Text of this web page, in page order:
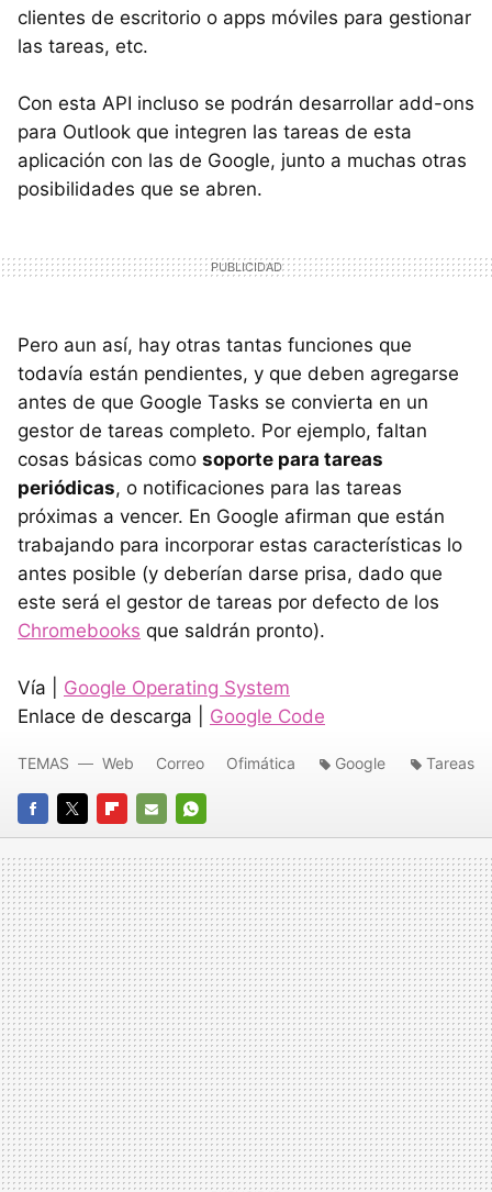
clientes de escritorio o apps móviles para gestionar
las tareas, etc.
Con esta API incluso se podrán desarrollar add-ons
para Outlook que integren las tareas de esta
aplicación con las de Google, junto a muchas otras
posibilidades que se abren.
Pero aun así, hay otras tantas funciones que
todavía están pendientes, y que deben agregarse
antes de que Google Tasks se convierta en un
gestor de tareas completo. Por ejemplo, faltan
cosas básicas como soporte para tareas
periódicas, o notificaciones para las tareas
próximas a vencer. En Google afirman que están
trabajando para incorporar estas características lo
antes posible (y deberían darse prisa, dado que
este será el gestor de tareas por defecto de los
Chromebooks que saldrán pronto).
Vía | Google Operating System
Enlace de descarga | Google Code
FACEBOOK
TWITTERFLIPBOARD
E-
MAIL
WHATSAPP
TEMAS Web Correo Ofimática Google Tareas